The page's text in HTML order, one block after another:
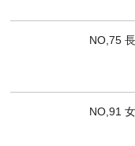
NO,75
NO,91